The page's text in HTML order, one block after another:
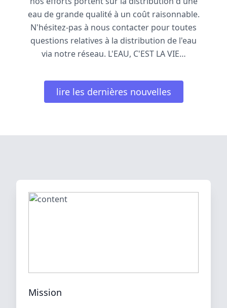
eau de grande qualité à un coût raisonnable.
N'hésitez-pas à nous contacter pour toutes
questions relatives à la distribution de l'eau
via notre réseau. L'EAU, C'EST LA VIE…
lire les dernières nouvelles
Mission